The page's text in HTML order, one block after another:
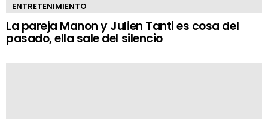
ENTRETENIMIENTO
La pareja Manon y Julien Tanti es cosa del
pasado, ella sale del silencio